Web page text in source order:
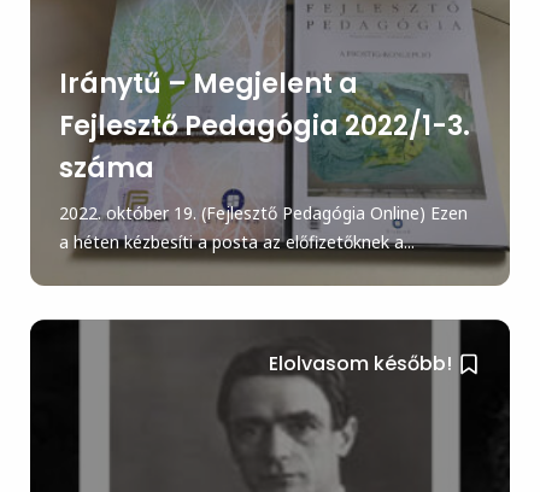
Iránytű – Megjelent a
Fejlesztő Pedagógia 2022/1-3.
száma
2022. október 19. (Fejlesztő Pedagógia Online) Ezen
a héten kézbesíti a posta az előfizetőknek a...
Elolvasom később!